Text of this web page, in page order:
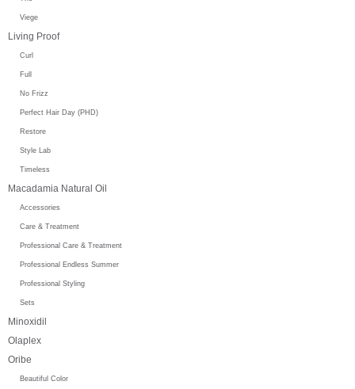
Viege
Living Proof
Curl
Full
No Frizz
Perfect Hair Day (PHD)
Restore
Style Lab
Timeless
Macadamia Natural Oil
Accessories
Care & Treatment
Professional Care & Treatment
Professional Endless Summer
Professional Styling
Sets
Minoxidil
Olaplex
Oribe
Beautiful Color